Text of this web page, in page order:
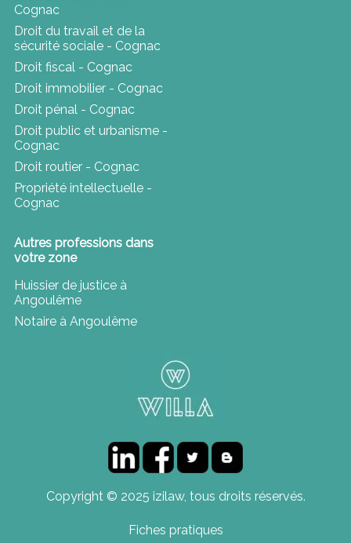
Cognac
Droit du travail et de la
sécurité sociale - Cognac
Droit fiscal - Cognac
Droit immobilier - Cognac
Droit pénal - Cognac
Droit public et urbanisme -
Cognac
Droit routier - Cognac
Propriété intellectuelle -
Cognac
Autres professions dans
votre zone
Huissier de justice à
Angoulême
Notaire à Angoulême
Copyright © 2025 izilaw, tous droits réservés.
Fiches pratiques